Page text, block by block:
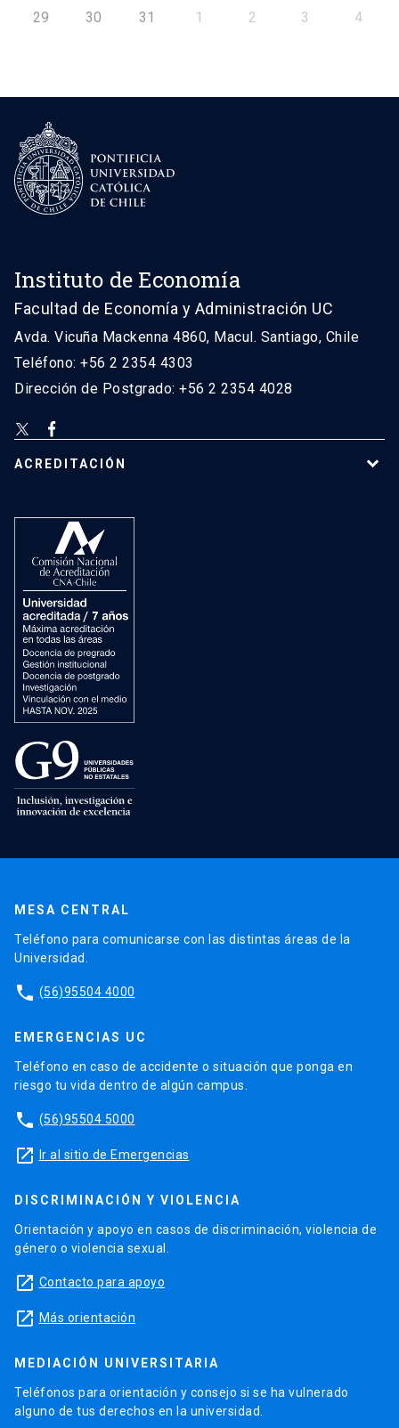
29 30 31 1 2 3 4
Instituto de Economía
Facultad de Economía y Administración UC
Avda. Vicuña Mackenna 4860, Macul. Santiago, Chile
Teléfono: +56 2 2354 4303
Dirección de Postgrado: +56 2 2354 4028
ACREDITACIÓN
MESA CENTRAL
Teléfono para comunicarse con las distintas áreas de la
Universidad.
phone (56)95504 4000
EMERGENCIAS UC
Teléfono en caso de accidente o situación que ponga en
riesgo tu vida dentro de algún campus.
phone (56)95504 5000
launch Ir al sitio de Emergencias
DISCRIMINACIÓN Y VIOLENCIA
Orientación y apoyo en casos de discriminación, violencia de
género o violencia sexual.
launch Contacto para apoyo
launch Más orientación
MEDIACIÓN UNIVERSITARIA
Teléfonos para orientación y consejo si se ha vulnerado
alguno de tus derechos en la universidad.